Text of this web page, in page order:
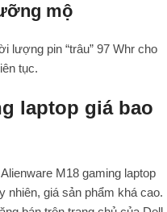
mộ
lượng pin “trâu” 97 Whr cho
tục.
laptop giá bao
M18 gaming laptop
nhiên, giá sản phẩm khá cao.